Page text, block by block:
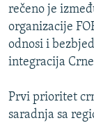
SVE KARTE
NASTANAK I
rečeno je
organizacije
odnosi i
integracija
Prvi prioritet
saradnja sa